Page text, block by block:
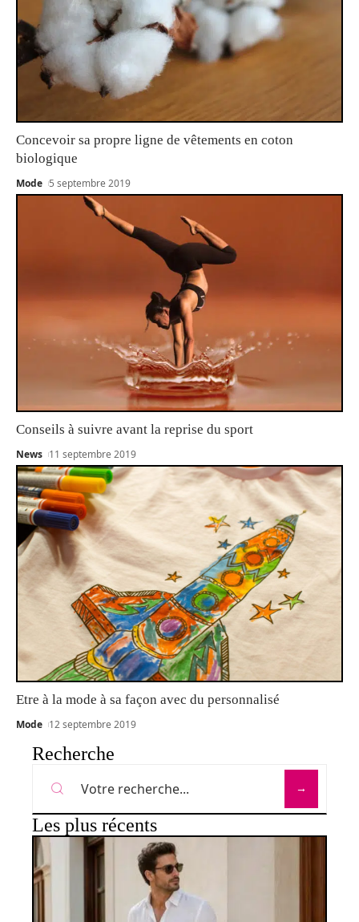
Concevoir sa propre ligne de vêtements en coton
biologique
Mode 5 septembre 2019
Conseils à suivre avant la reprise du sport
News 11 septembre 2019
Etre à la mode à sa façon avec du personnalisé
Mode 12 septembre 2019
Recherche
Les plus récents